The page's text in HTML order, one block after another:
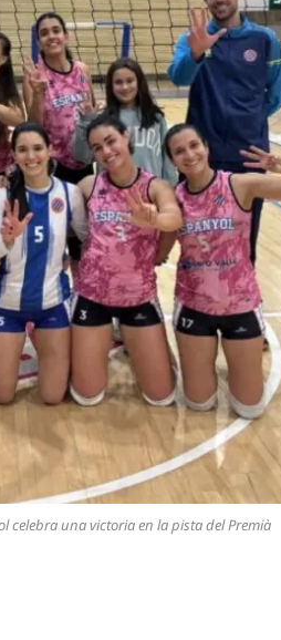
celebra una victoria en la pista del Premià